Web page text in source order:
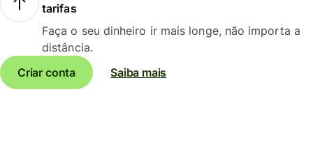
tarifas
Faça o seu dinheiro ir mais longe, não importa a
distância.
Criar conta
Saiba mais